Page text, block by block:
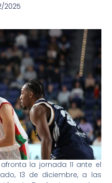
2025
la jornada 11 ante el
13 de diciembre, a las